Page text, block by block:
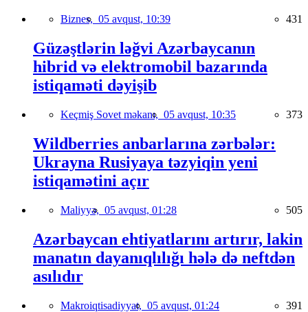
Biznes, 05 avqust, 10:39 431
Güzəştlərin ləğvi Azərbaycanın
hibrid və elektromobil bazarında
istiqaməti dəyişib
Keçmiş Sovet məkanı, 05 avqust, 10:35 373
Wildberries anbarlarına zərbələr:
Ukrayna Rusiyaya təzyiqin yeni
istiqamətini açır
Maliyyə, 05 avqust, 01:28 505
Azərbaycan ehtiyatlarını artırır, lakin
manatın dayanıqlılığı hələ də neftdən
asılıdır
Makroiqtisadiyyat, 05 avqust, 01:24 391